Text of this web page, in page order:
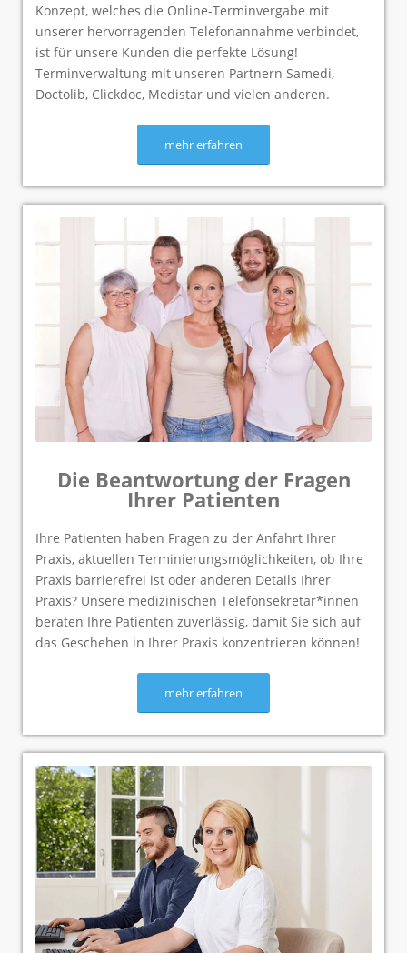
Konzept, welches die Online-Terminvergabe mit
unserer hervorragenden Telefonannahme verbindet,
ist für unsere Kunden die perfekte Lösung!
Terminverwaltung mit unseren Partnern Samedi,
Doctolib, Clickdoc, Medistar und vielen anderen.
mehr erfahren
Die Beantwortung der Fragen
Ihrer Patienten
Ihre Patienten haben Fragen zu der Anfahrt Ihrer
Praxis, aktuellen Terminierungsmöglichkeiten, ob Ihre
Praxis barrierefrei ist oder anderen Details Ihrer
Praxis? Unsere medizinischen Telefonsekretär*innen
beraten Ihre Patienten zuverlässig, damit Sie sich auf
das Geschehen in Ihrer Praxis konzentrieren können!
mehr erfahren